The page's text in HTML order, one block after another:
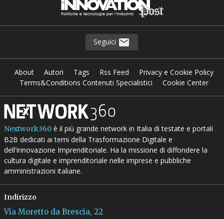
Seguici
About Autori Tags Rss Feed
Privacy e Cookie Policy
Terms&Conditions Contenuti Specialistici
Cookie Center
Nextwork360è il più grande network in Italia di testate e portali
B2B dedicati ai temi della Trasformazione Digitale e
dell’Innovazione Imprenditoriale. Ha la missione di diffondere la
cultura digitale e imprenditoriale nelle imprese e pubbliche
amministrazioni italiane.
Indirizzo
Via Moretto da Brescia, 22